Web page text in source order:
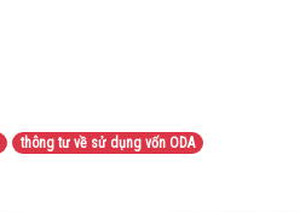
thông tư về sử dụng vốn ODA